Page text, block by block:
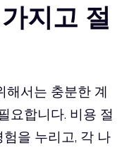
지고 절
해서는 충분한 계
요합니다. 비용 절
을 누리고, 각 나